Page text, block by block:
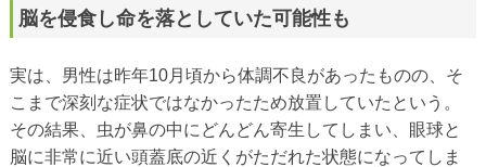
脳を侵食し命を落としていた可能性も
実は、男性は昨年10月頃から体調不良があったものの、そ
こまで深刻な症状ではなかったため放置していたという。
その結果、虫が鼻の中にどんどん寄生してしまい、眼球と
脳に非常に近い頭蓋底の近くがただれた状態になってしま